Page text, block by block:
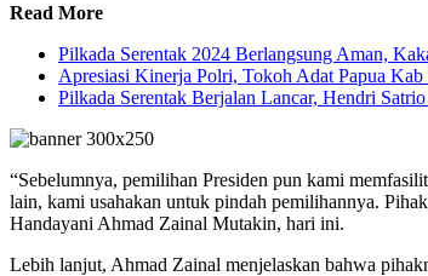
Read More
Pilkada Serentak 2024 Berlangsung Aman,
Apresiasi Kinerja Polri, Tokoh Adat Papua
Pilkada Serentak Berjalan Lancar, Hendri
“Sebelumnya, pemilihan Presiden pun kami
lain, kami usahakan untuk pindah pemilihannya.
Handayani Ahmad Zainal Mutakin, hari ini.
Lebih lanjut, Ahmad Zainal menjelaskan bahwa